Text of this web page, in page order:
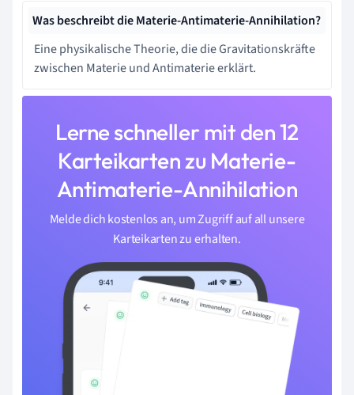
Was beschreibt die Materie-Antimaterie-Annihilation?
Eine physikalische Theorie, die die Gravitationskräfte
zwischen Materie und Antimaterie erklärt.
Lerne schneller mit den 12
Karteikarten zu Materie-
Antimaterie-Annihilation
Melde dich kostenlos an, um Zugriff auf all unsere
Karteikarten zu erhalten.